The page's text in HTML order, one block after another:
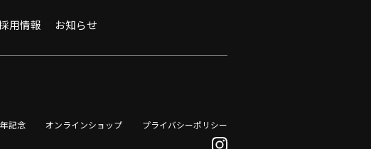
用情報 お知らせ
記念 オンラインショップ プライバシーポリシー